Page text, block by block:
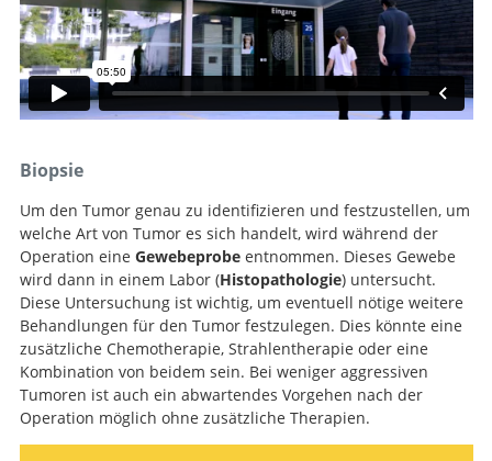
Biopsie
Um den Tumor genau zu identifizieren und festzustellen, um
welche Art von Tumor es sich handelt, wird während der
Operation eine Gewebeprobe entnommen. Dieses Gewebe
wird dann in einem Labor (Histopathologie) untersucht.
Diese Untersuchung ist wichtig, um eventuell nötige weitere
Behandlungen für den Tumor festzulegen. Dies könnte eine
zusätzliche Chemotherapie, Strahlentherapie oder eine
Kombination von beidem sein. Bei weniger aggressiven
Tumoren ist auch ein abwartendes Vorgehen nach der
Operation möglich ohne zusätzliche Therapien.